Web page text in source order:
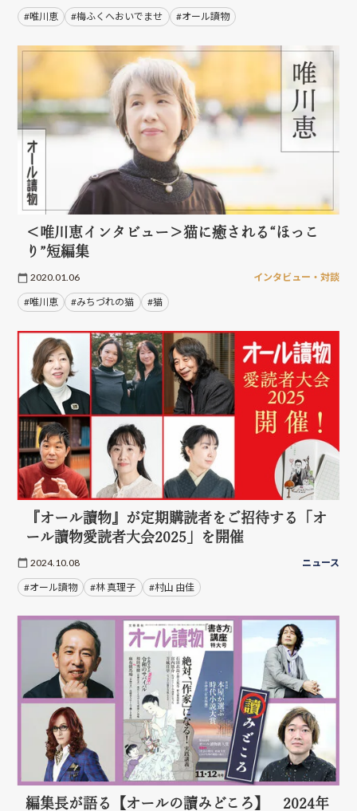
#唯川恵 #梅ふくへおいでませ #オール讀物
＜唯川恵インタビュー＞猫に癒される“ほっこ
り”短編集
2020.01.06 インタビュー・対談
#唯川恵 #みちづれの猫 #猫
『オール讀物』が定期購読者をご招待する「オ
ール讀物愛読者大会2025」を開催
2024.10.08 ニュース
#オール讀物 #林 真理子 #村山 由佳
編集長が語る【オールの讀みどころ】 2024年